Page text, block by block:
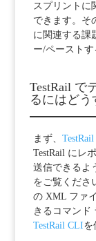
スプリントに
できます。そ
に関連する課
ー/ペーストす
TestRail で
るにはどう
まず、
TestRail にレ
送信できるよ
をご覧くださ
の XML ファ
きるコマンド
TestRail CLIを